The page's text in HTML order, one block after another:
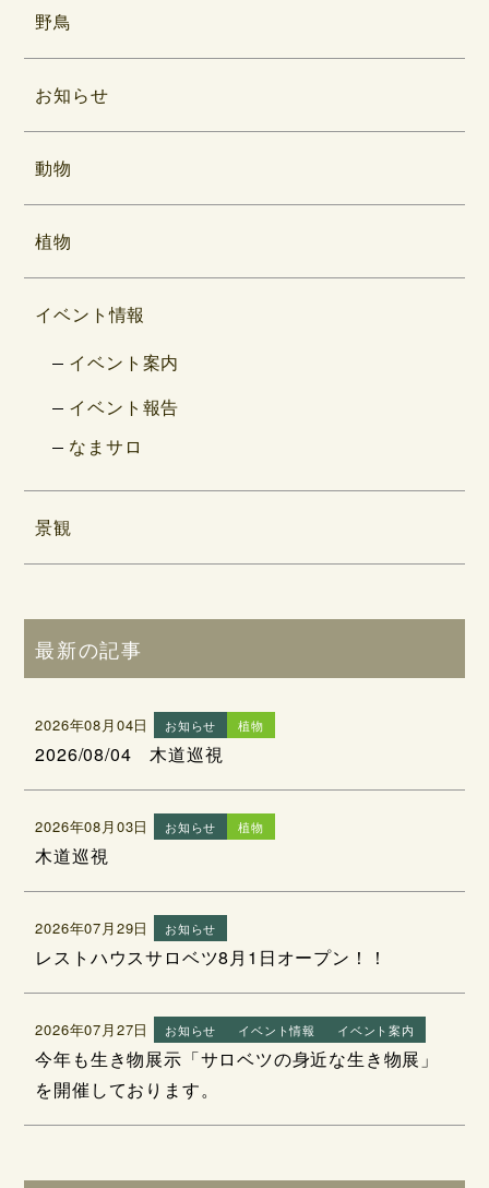
野鳥
お知らせ
動物
植物
イベント情報
イベント案内
イベント報告
なまサロ
景観
最新の記事
2026年08月04日 お知らせ 植物
2026/08/04 木道巡視
2026年08月03日 お知らせ 植物
木道巡視
2026年07月29日 お知らせ
レストハウスサロベツ8月1日オープン！！
2026年07月27日 お知らせ イベント情報 イベント案内
今年も生き物展示「サロベツの身近な生き物展」
を開催しております。